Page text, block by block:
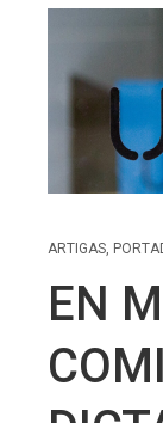
ARTIGAS,
EN